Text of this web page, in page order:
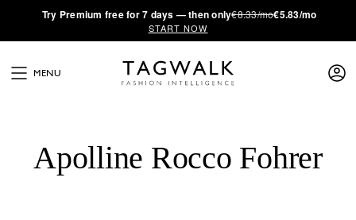
·Try Premium free for 7 days — then only€8.33/mo€5.83/mo
START NOW
MENU
Apolline Rocco Fohrer